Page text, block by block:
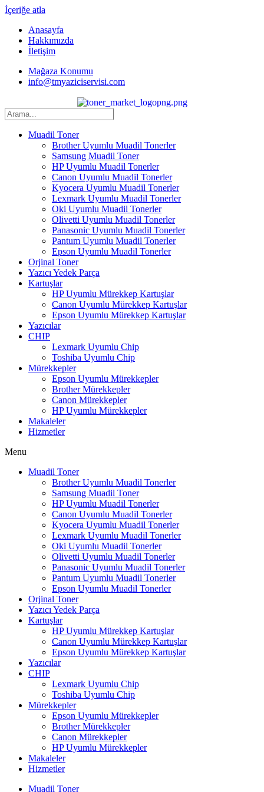
İçeriğe atla
Anasayfa
Hakkımızda
İletişim
Mağaza Konumu
info@tmyaziciservisi.com
Muadil Toner
Brother Uyumlu Muadil Tonerler
Samsung Muadil Toner
HP Uyumlu Muadil Tonerler
Canon Uyumlu Muadil Tonerler
Kyocera Uyumlu Muadil Tonerler
Lexmark Uyumlu Muadil Tonerler
Oki Uyumlu Muadil Tonerler
Olivetti Uyumlu Muadil Tonerler
Panasonic Uyumlu Muadil Tonerler
Pantum Uyumlu Muadil Tonerler
Epson Uyumlu Muadil Tonerler
Orjinal Toner
Yazıcı Yedek Parça
Kartuşlar
HP Uyumlu Mürekkep Kartuşlar
Canon Uyumlu Mürekkep Kartuşlar
Epson Uyumlu Mürekkep Kartuşlar
Yazıcılar
CHIP
Lexmark Uyumlu Chip
Toshiba Uyumlu Chip
Mürekkepler
Epson Uyumlu Mürekkepler
Brother Mürekkepler
Canon Mürekkepler
HP Uyumlu Mürekkepler
Makaleler
Hizmetler
Menu
Muadil Toner
Brother Uyumlu Muadil Tonerler
Samsung Muadil Toner
HP Uyumlu Muadil Tonerler
Canon Uyumlu Muadil Tonerler
Kyocera Uyumlu Muadil Tonerler
Lexmark Uyumlu Muadil Tonerler
Oki Uyumlu Muadil Tonerler
Olivetti Uyumlu Muadil Tonerler
Panasonic Uyumlu Muadil Tonerler
Pantum Uyumlu Muadil Tonerler
Epson Uyumlu Muadil Tonerler
Orjinal Toner
Yazıcı Yedek Parça
Kartuşlar
HP Uyumlu Mürekkep Kartuşlar
Canon Uyumlu Mürekkep Kartuşlar
Epson Uyumlu Mürekkep Kartuşlar
Yazıcılar
CHIP
Lexmark Uyumlu Chip
Toshiba Uyumlu Chip
Mürekkepler
Epson Uyumlu Mürekkepler
Brother Mürekkepler
Canon Mürekkepler
HP Uyumlu Mürekkepler
Makaleler
Hizmetler
Muadil Toner